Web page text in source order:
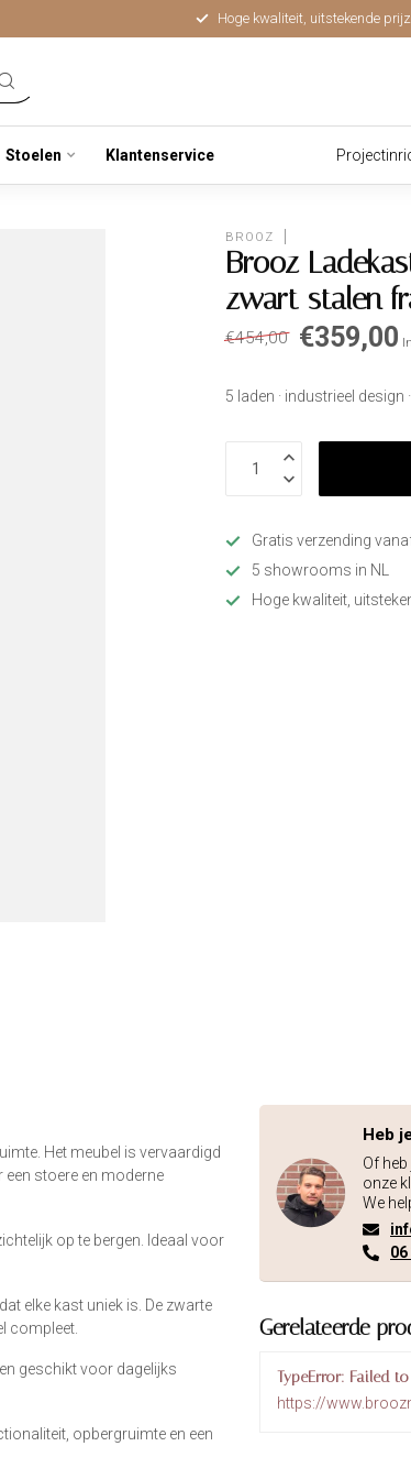
Hoge kwaliteit, uitstekende
Stoelen Klantenservice
BROOZ
Brooz
zwart stalen
€454,00 €359,00
5 laden · industrieel design
Gratis verzending
5 showrooms in NL
Hoge kwaliteit,
Het meubel is vervaardigd
stoere en moderne
op te bergen. Ideaal voor
elke kast uniek is. De zwarte
compleet.
geschikt voor dagelijks
opbergruimte en een
Heb
Of
onze
We
06
Gerelateerde
TypeError: Failed
https://